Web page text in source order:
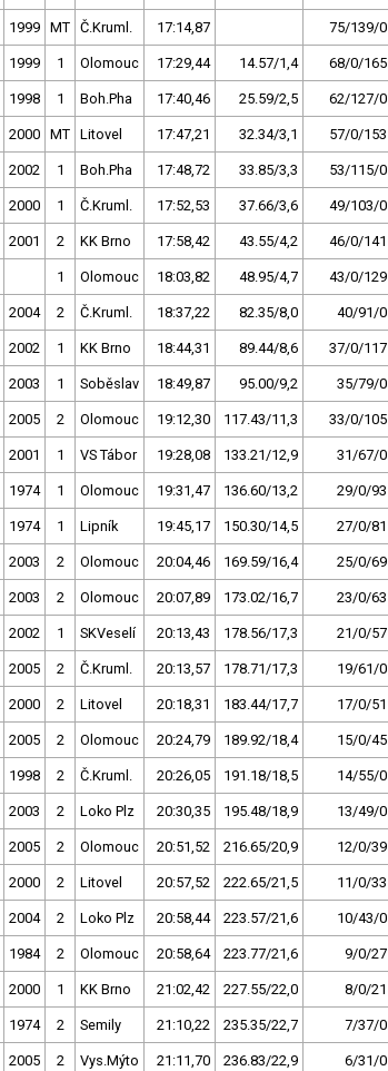
1999 MT Č.Kruml. 17:14,87 75/139/0
1999 1 Olomouc 17:29,44 14.57/1,4 68/0/165
1998 1 Boh.Pha 17:40,46 25.59/2,5 62/127/0
2000 MT Litovel 17:47,21 32.34/3,1 57/0/153
2002 1 Boh.Pha 17:48,72 33.85/3,3 53/115/0
2000 1 Č.Kruml. 17:52,53 37.66/3,6 49/103/0
2001 2 KK Brno 17:58,42 43.55/4,2 46/0/141
1 Olomouc 18:03,82 48.95/4,7 43/0/129
2004 2 Č.Kruml. 18:37,22 82.35/8,0 40/91/0
2002 1 KK Brno 18:44,31 89.44/8,6 37/0/117
2003 1 Soběslav 18:49,87 95.00/9,2 35/79/0
2005 2 Olomouc 19:12,30 117.43/11,3 33/0/105
2001 1 VS Tábor 19:28,08 133.21/12,9 31/67/0
1974 1 Olomouc 19:31,47 136.60/13,2 29/0/93
1974 1 Lipník 19:45,17 150.30/14,5 27/0/81
2003 2 Olomouc 20:04,46 169.59/16,4 25/0/69
2003 2 Olomouc 20:07,89 173.02/16,7 23/0/63
2002 1 SKVeselí 20:13,43 178.56/17,3 21/0/57
2005 2 Č.Kruml. 20:13,57 178.71/17,3 19/61/0
2000 2 Litovel 20:18,31 183.44/17,7 17/0/51
2005 2 Olomouc 20:24,79 189.92/18,4 15/0/45
1998 2 Č.Kruml. 20:26,05 191.18/18,5 14/55/0
2003 2 Loko Plz 20:30,35 195.48/18,9 13/49/0
2005 2 Olomouc 20:51,52 216.65/20,9 12/0/39
2000 2 Litovel 20:57,52 222.65/21,5 11/0/33
2004 2 Loko Plz 20:58,44 223.57/21,6 10/43/0
1984 2 Olomouc 20:58,64 223.77/21,6 9/0/27
2000 1 KK Brno 21:02,42 227.55/22,0 8/0/21
1974 2 Semily 21:10,22 235.35/22,7 7/37/0
2005 2 Vys.Mýto 21:11,70 236.83/22,9 6/31/0